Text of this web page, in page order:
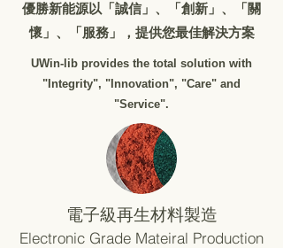
​優勝新能源以「誠信」、「創新」、「關
懷」、「服務」，提供您最佳解決方案
UWin-lib provides the total solution with
"Integrity", "Innovation", "Care" and
"Service".
電子級再生材料製造
Electronic Grade Mateiral Production